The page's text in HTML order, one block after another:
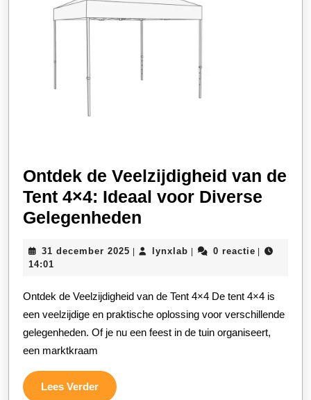
Ontdek de Veelzijdigheid van de
Tent 4×4: Ideaal voor Diverse
Gelegenheden
Veelzijdigheid
de
Tent
4×4:
31 december 2025 31
lynxlab lynxlab0 reactie
14:01
Ontdek de Veelzijdigheid van de Tent 4×4 De tent 4×4 is
een veelzijdige en praktische oplossing voor verschillende
gelegenheden. Of je nu een feest in de tuin organiseert,
een marktkraam
Lees VerderLees